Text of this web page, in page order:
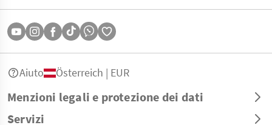
Menzioni legali e protezione dei dati
Servizi
Aiuto Österreich | EUR